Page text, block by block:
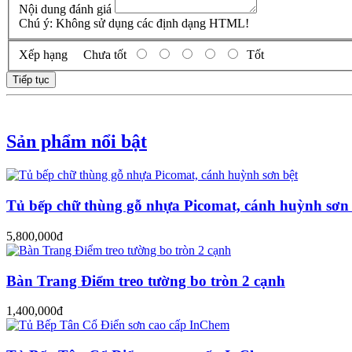
Nội dung đánh giá
Chú ý: Không sử dụng các định dạng HTML!
Xếp hạng Chưa tốt Tốt
Tiếp tục
Sản phẩm nổi bật
Tủ bếp chữ thùng gỗ nhựa Picomat, cánh huỳnh sơn
5,800,000đ
Bàn Trang Điểm treo tường bo tròn 2 cạnh
1,400,000đ